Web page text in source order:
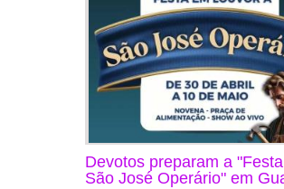
Devotos preparam a
São José Operário" em